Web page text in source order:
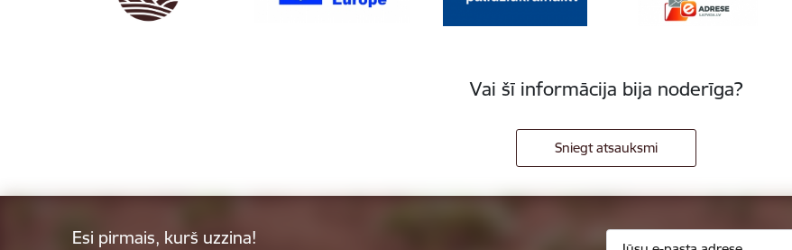
Vai šī informācija bija noderīga?
Sniegt atsauksmi
Esi pirmais, kurš uzzina!